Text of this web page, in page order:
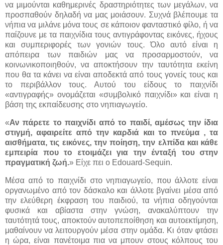
να μιμούνται καθημερινές δραστηριότητες των μεγάλων, να
προσπαθούν δηλαδή να μας μοιάσουν. Συχνά βλέπουμε τα
νήπια να μιλάνε μόνα τους σε κάποιον φανταστικό φίλο, ή να
παίζουνε με τα παιχνίδια τους αντιγράφοντας εικόνες, ήχους
και συμπεριφορές των γονιών τους. Όλο αυτό είναι η
απόπειρα των παιδιών μας να προσαρμοστούν, να
κοινωνικοποιηθούν, να αποκτήσουν την ταυτότητα εκείνη
που θα τα κάνει να είναι αποδεκτά από τους γονείς τους και
το περιβάλλον τους. Αυτού του είδους το παιχνίδι
«αντιγραφής» ονομάζεται «συμβολικό παιχνίδι» και είναι η
βάση της εκπαίδευσης στο νηπιαγωγείο.
«Αν πάρετε το παιχνίδι από το παιδί, αμέσως την ίδια
στιγμή, αφαιρείτε από την καρδιά και το πνεύμα , τα
αισθήματα, τις εικόνες, την ποίηση, την ελπίδα και κάθε
εμπειρία που το ετοιμάζει για την ένταξή του στην
πραγματική ζωή.» Είχε πει ο Edouard-Sequin.
Μέσα από το παιχνίδι στο νηπιαγωγείο, που άλλοτε είναι
οργανωμένο από τον δάσκαλο και άλλοτε βγαίνει μέσα από
την ελεύθερη έκφραση του παιδιού, τα νήπια οδηγούνται
φυσικά και αβίαστα στην γνώση, ανακαλύπτουν την
ταυτότητά τους, αποκτούν αυτοπεποίθηση και αυτοεκτίμηση,
μαθαίνουν να λειτουργούν μέσα στην ομάδα. Κι όταν φτάσει
η ώρα, είναι πανέτοιμα πια να μπουν στους κόλπους του